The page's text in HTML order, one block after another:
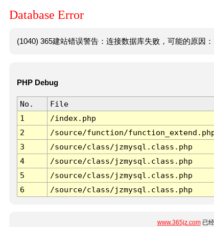
Database Error
(1040) 365建站错误警告：连接数据库失败，可能的原因
PHP Debug
No. File
1
/index.php
2
/source/function/
3
/source/class/jzmysql.class.php
4
/source/class/jzmysql.class.php
5
/source/class/jzmysql.class.php
6
/source/class/jzmysql.class.php
www.365jz.com已